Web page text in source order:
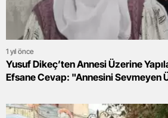
1 yıl önce
Yusuf Dikeç’ten Annesi Üzerine
Efsane Cevap: "Annesini Sevmeyen